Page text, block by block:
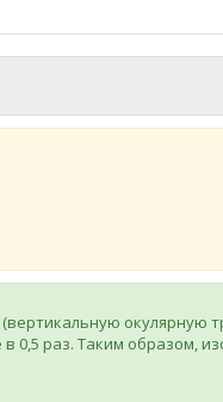
окулярную
раз. Таким образом,